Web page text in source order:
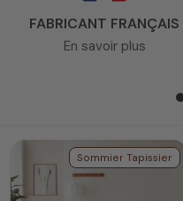
FABRICANT FRANÇAIS
En savoir plus
Sommier Tapissier